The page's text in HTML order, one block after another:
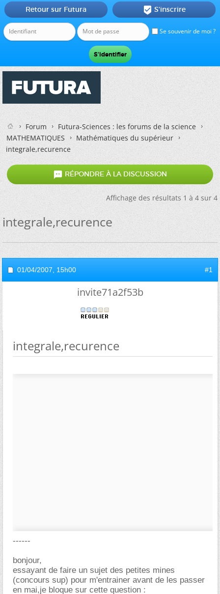
Se souvenir de moi ?
Retour sur Futura  S'inscrire
Forum
Futura-Sciences : les forums de la science
MATHEMATIQUES
Mathématiques du supérieur
integrale,recurence
 RÉPONDRE À LA DISCUSSION
Affichage des résultats 1 à 4 sur 4
integrale,recurence
01/04/2007, 15h00 #1
invite71a2f53b
integrale,recurence
------
bonjour,
essayant de faire un sujet des petites mines
(concours sup) pour m'entrainer avant de les passer
en mai,je bloque sur cette question :